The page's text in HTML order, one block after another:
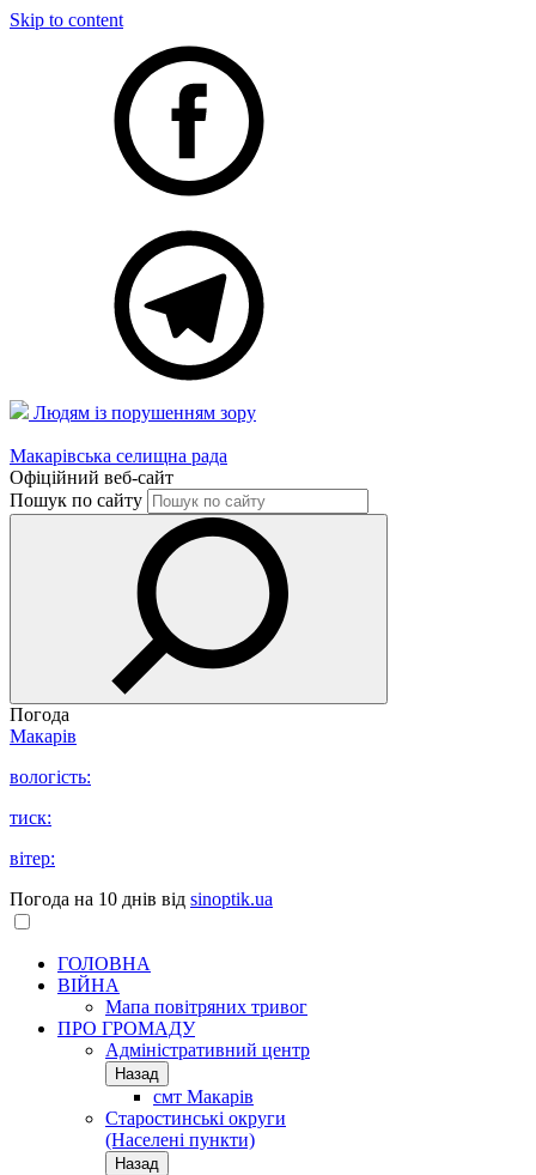
Skip to content
Людям із порушенням зору
Макарівська селищна рада
Офіційний веб-сайт
Пошук по сайту
Погода
Макарів
вологість:
тиск:
вітер:
Погода на 10 днів від sinoptik.ua
ГОЛОВНА
ВІЙНА
Мапа повітряних тривог
ПРО ГРОМАДУ
Aдміністративний центр
Назад
смт Макарів
Старостинські округи
(Населені пункти)
Назад